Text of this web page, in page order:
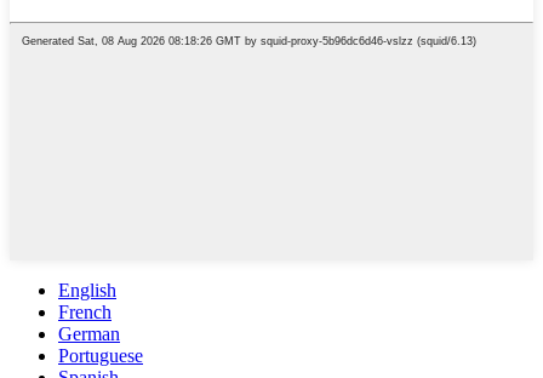
English
French
German
Portuguese